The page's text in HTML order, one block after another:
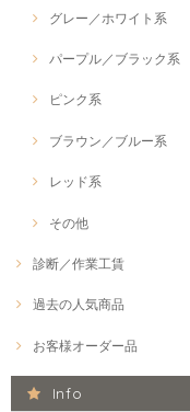
グレー／ホワイト系
パープル／ブラック系
ピンク系
ブラウン／ブルー系
レッド系
その他
診断／作業工賃
過去の人気商品
お客様オーダー品
Info